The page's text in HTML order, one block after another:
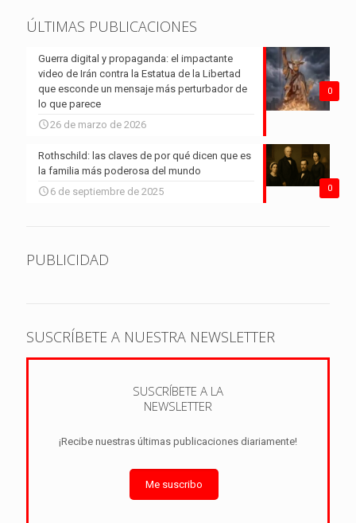
ÚLTIMAS PUBLICACIONES
0
Guerra digital y propaganda: el impactante
video de Irán contra la Estatua de la Libertad
que esconde un mensaje más perturbador de
lo que parece
26 de marzo de 2026
0
Rothschild: las claves de por qué dicen que es
la familia más poderosa del mundo
6 de septiembre de 2025
PUBLICIDAD
SUSCRÍBETE A NUESTRA NEWSLETTER
SUSCRÍBETE A LA
NEWSLETTER
¡Recibe nuestras últimas publicaciones diariamente!
Me suscribo